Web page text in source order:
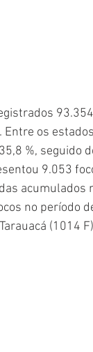
Entre os
%, seguido
9.053
acumulados
no período
(1014